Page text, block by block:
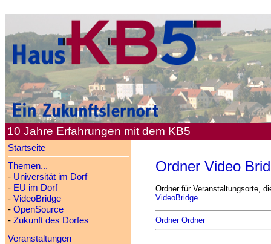
10 Jahre Erfahrungen mit dem KB5
Startseite
Themen...
- Universität im Dorf
- EU im Dorf
- VideoBridge
- OpenSource
- Zukunft des Dorfes
Veranstaltungen
Ordner Video
Ordner für Veranstaltungsorte,
VideoBridge.
Ordner Ordner